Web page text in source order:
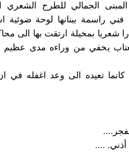
الجمالي للطرح الشعري
راسمة ببنانها لوحة ضوئية
بمخيلة ارتقت بها الى
يخفي من وراءه مدى عظيم
تعيده الى وعد اغفله في
....